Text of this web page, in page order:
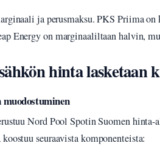
ja perusmaksu. PKS Priima
Energy on marginaaliltaan halvin,
hinta lasketaan
muodostuminen
Nord Pool Spotin Suomen
seuraavista komponenteista: